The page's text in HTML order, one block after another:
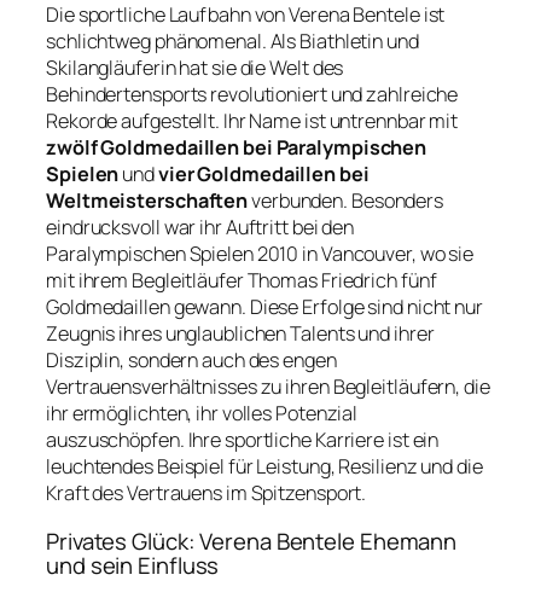
Die sportliche Laufbahn von Verena Bentele ist
schlichtweg phänomenal. Als Biathletin und
Skilangläuferin hat sie die Welt des
Behindertensports revolutioniert und zahlreiche
Rekorde aufgestellt. Ihr Name ist untrennbar mit
zwölf Goldmedaillen bei Paralympischen
Spielenundvier Goldmedaillen bei
Weltmeisterschaftenverbunden. Besonders
eindrucksvoll war ihr Auftritt bei den
Paralympischen Spielen 2010 in Vancouver, wo sie
mit ihrem Begleitläufer Thomas Friedrich fünf
Goldmedaillen gewann. Diese Erfolge sind nicht nur
Zeugnis ihres unglaublichen Talents und ihrer
Disziplin, sondern auch des engen
Vertrauensverhältnisses zu ihren Begleitläufern, die
ihr ermöglichten, ihr volles Potenzial
auszuschöpfen. Ihre sportliche Karriere ist ein
leuchtendes Beispiel für Leistung, Resilienz und die
Kraft des Vertrauens im Spitzensport.
Privates Glück: Verena Bentele Ehemann
und sein Einfluss